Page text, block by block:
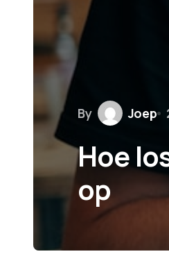
By Joep
Hoe
op